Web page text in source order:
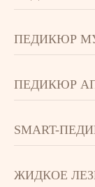
ПЕДИКЮР
ПЕДИКЮР
SMART-
ЖИДКОЕ